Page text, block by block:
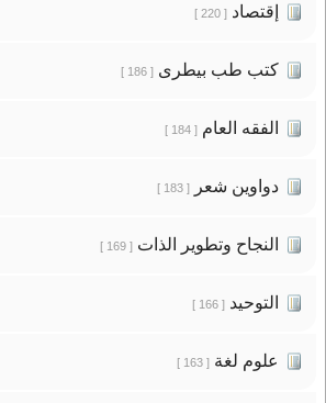
إقتصاد[ 220 ]
كتب طب بيطرى[ 186 ]
الفقه العام[ 184 ]
دواوين شعر[ 183 ]
النجاح وتطوير الذات[ 169 ]
التوحيد[ 166 ]
علوم لغة[ 163 ]